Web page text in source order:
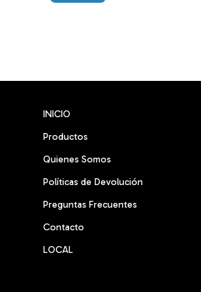
INICIO
Productos
Quienes Somos
Políticas de Devolución
Preguntas Frecuentes
Contacto
LOCAL